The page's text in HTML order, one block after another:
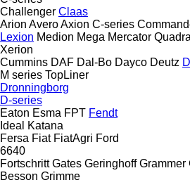
Challenger Claas
Arion AveroAxion C-series
Lexion Medion Mega Mercator
Xerion
Cummins DAF Dal-Bo Dayco Deutz
M series TopLiner
Dronningborg
D-series
Eaton Esma FPT Fendt
Ideal
Katana
Fersa Fiat FiatAgri Ford
6640
Fortschritt Gates Geringhoff Grammer
Besson Grimme